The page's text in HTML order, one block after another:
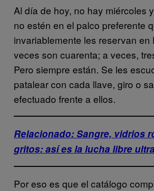
Al día de hoy, no hay miércoles
no estén en el palco preferente
invariablemente les reservan en
veces son cuarenta; a veces,
Pero siempre están. Se les
patalear con cada llave, giro o
efectuado frente a ellos.
Relacionado: Sangre, vidrios
gritos: así es la lucha libre
Por eso es que el catálogo